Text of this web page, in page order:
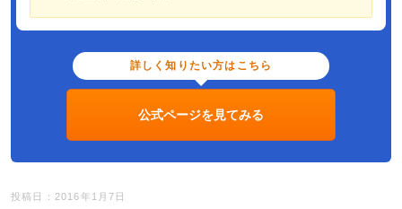
詳しく知りたい方はこちら
公式ページを見てみる
投稿日：2016年1月7日